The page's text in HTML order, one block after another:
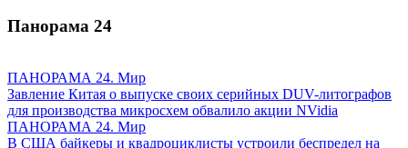
Панорама 24
ПАНОРАМА 24. Мир
Завление Китая о выпуске своих серийных DUV-литографов
для производства микросхем обвалило акции NVidia
ПАНОРАМА 24. Мир
В США байкеры и квадроциклисты устроили беспредел на